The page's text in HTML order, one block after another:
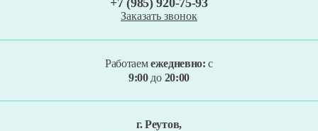
Заказать звонок
Работаемежедневно:с
9:00 до 20:00
г. Реутов,